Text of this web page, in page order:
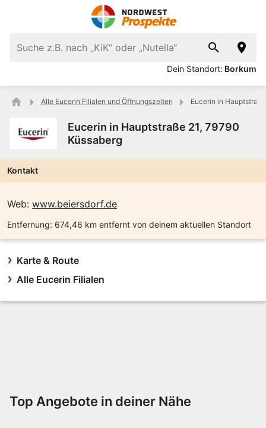
Dein Standort: Borkum
Alle Eucerin Filialen und Öffnungszeiten Eucerin in
Eucerin in Hauptstraße 21, 79790
Küssaberg
Kontakt
Web: www.beiersdorf.de
Entfernung: 674,46 km entfernt von deinem aktuellen Standort
Karte & Route
Alle Eucerin Filialen
Top Angebote in deiner Nähe